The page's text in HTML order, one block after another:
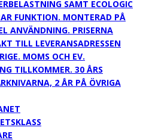
SAMT ECOLOGIC
FUNKTION. MONTERAD PÅ
ANVÄNDNING. PRISERNA
TILL LEVERANSADRESSEN
MOMS OCH EV.
TILLKOMMER. 30 ÅRS
2 ÅR PÅ ÖVRIGA